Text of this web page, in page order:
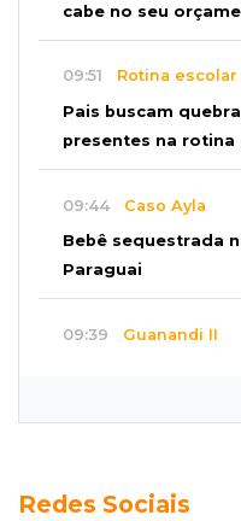
cabe no seu
09:51 Rotina escolar
Pais buscam
presentes na rotina
09:44 Caso Ayla
Bebê sequestrada
Paraguai
09:39 Guanandi II
Carro bate em
Redes Sociais